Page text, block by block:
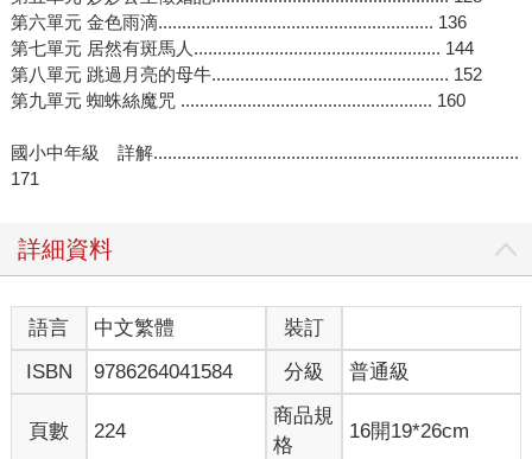
第六單元 金色雨滴.......................................................... 136
第七單元 居然有斑馬人.................................................... 144
第八單元 跳過月亮的母牛.................................................. 152
第九單元 蜘蛛絲魔咒 ..................................................... 160
國小中年級 詳解.............................................................................
171
詳細資料
語言 中文繁體
裝訂
ISBN
9786264041584 分級 普通級
頁數 224
商品規
格
16開19*26cm